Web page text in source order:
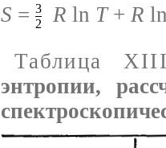
S = 3
2
R ln T+ R
Таблица
энтропии,